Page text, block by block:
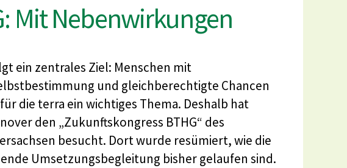
Mit Nebenwirkungen
ein zentrales Ziel: Menschen mit
und gleichberechtigte Chancen
die terra ein wichtiges Thema. Deshalb hat
den „Zukunftskongress BTHG“ des
besucht. Dort wurde resümiert, wie die
Umsetzungsbegleitung bisher gelaufen sind.